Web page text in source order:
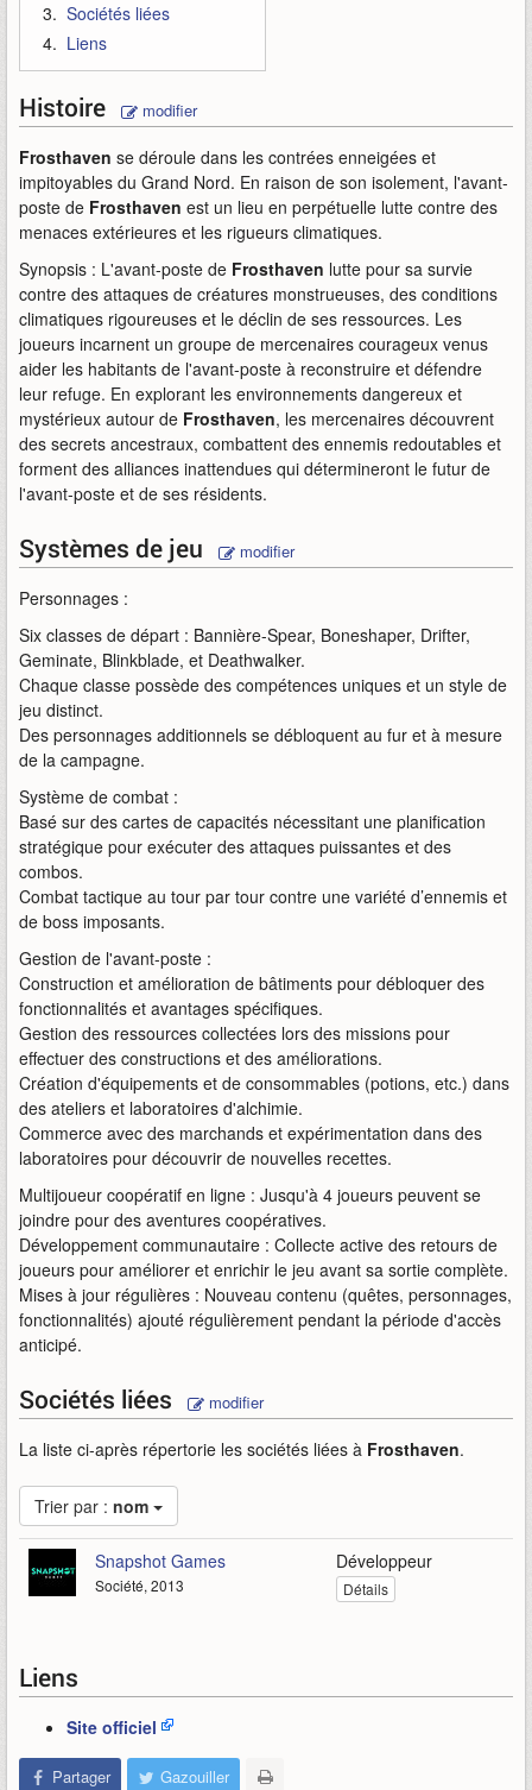
Sociétés liées
Liens
Histoire modifier
Frosthaven se déroule dans les contrées enneigées et
impitoyables du Grand Nord. En raison de son isolement, l'avant-
poste de Frosthaven est un lieu en perpétuelle lutte contre des
menaces extérieures et les rigueurs climatiques.
Synopsis : L'avant-poste de Frosthaven lutte pour sa survie
contre des attaques de créatures monstrueuses, des conditions
climatiques rigoureuses et le déclin de ses ressources. Les
joueurs incarnent un groupe de mercenaires courageux venus
aider les habitants de l'avant-poste à reconstruire et défendre
leur refuge. En explorant les environnements dangereux et
mystérieux autour de Frosthaven, les mercenaires découvrent
des secrets ancestraux, combattent des ennemis redoutables et
forment des alliances inattendues qui détermineront le futur de
l'avant-poste et de ses résidents.
Systèmes de jeu modifier
Personnages :
Six classes de départ : Bannière-Spear, Boneshaper, Drifter,
Geminate, Blinkblade, et Deathwalker.
Chaque classe possède des compétences uniques et un style de
jeu distinct.
Des personnages additionnels se débloquent au fur et à mesure
de la campagne.
Système de combat :
Basé sur des cartes de capacités nécessitant une planification
stratégique pour exécuter des attaques puissantes et des
combos.
Combat tactique au tour par tour contre une variété d’ennemis et
de boss imposants.
Gestion de l'avant-poste :
Construction et amélioration de bâtiments pour débloquer des
fonctionnalités et avantages spécifiques.
Gestion des ressources collectées lors des missions pour
effectuer des constructions et des améliorations.
Création d'équipements et de consommables (potions, etc.) dans
des ateliers et laboratoires d'alchimie.
Commerce avec des marchands et expérimentation dans des
laboratoires pour découvrir de nouvelles recettes.
Multijoueur coopératif en ligne : Jusqu'à 4 joueurs peuvent se
joindre pour des aventures coopératives.
Développement communautaire : Collecte active des retours de
joueurs pour améliorer et enrichir le jeu avant sa sortie complète.
Mises à jour régulières : Nouveau contenu (quêtes, personnages,
fonctionnalités) ajouté régulièrement pendant la période d'accès
anticipé.
Sociétés liées modifier
La liste ci-après répertorie les sociétés liées à Frosthaven.
Trier par : nom
Snapshot Games
Société, 2013
Développeur
Détails
Liens
Site officiel
Partager Gazouiller